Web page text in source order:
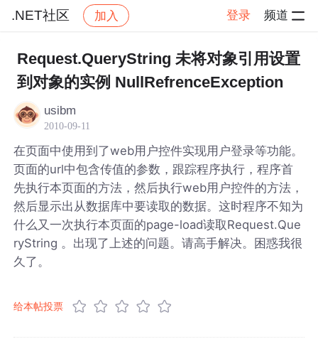
.NET社区 加入 登录 频道
社区 .NET社区 帖子详情
Request.QueryString 未将对象引用设置
到对象的实例 NullRefrenceException
usibm
2010-09-11
在页面中使用到了web用户控件实现用户登录等功能。
页面的url中包含传值的参数，跟踪程序执行，程序首
先执行本页面的方法，然后执行web用户控件的方法，
然后显示出从数据库中要读取的数据。这时程序不知为
什么又一次执行本页面的page-load读取Request.Que
ryString 。出现了上述的问题。请高手解决。困惑我很
久了。
给本帖投票